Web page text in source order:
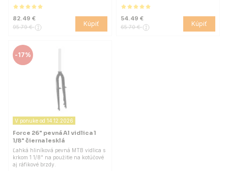
82.49 €
95.79 € Kúpiť
54.49 €
65.70 € Kúpiť
-17%
V ponuke od 14.12.2026
Force 26" pevná Al vidlica 1
1/8" čierna lesklá
Ľahká hliníková pevná MTB vidlica s
krkom 1 1/8" na použitie na kotúčové
aj ráfikové brzdy.